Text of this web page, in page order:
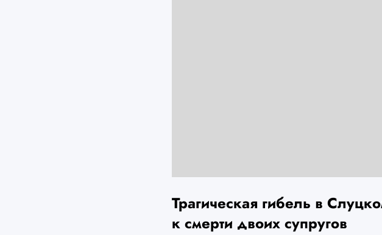
Трагическая гибель в
к смерти двоих супругов